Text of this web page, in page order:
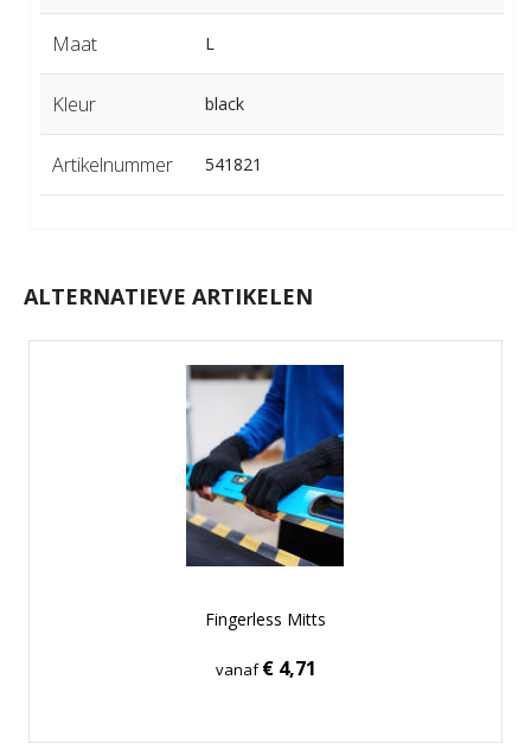
Maat L
Kleur black
Artikelnummer 541821
ALTERNATIEVE ARTIKELEN
Fingerless Mitts
vanaf€ 4,71